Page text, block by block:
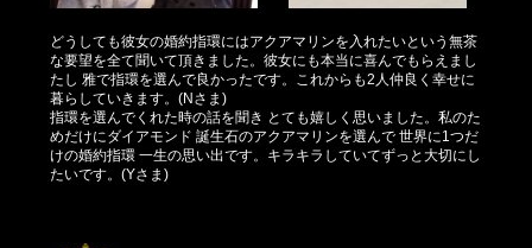
どうしても彼女の婚約指環にはアクアマリンを入れたいという無茶
な要望を全て聞いて頂きました。彼女にも本当に喜んでもらえまし
たし 雅で指環を選んで良かったです。これからも2人仲良く幸せに
暮らしていきます。(Nさま)
指環を選んでくれた時の話を聞き とても嬉しく思いました。私のた
めだけにダイアモンド 誕生石のアクアマリンを選んで 世界に1つだ
けの婚約指環 一生の思い出です。キラキラしていてずっと大切にし
たいです。(Yさま)